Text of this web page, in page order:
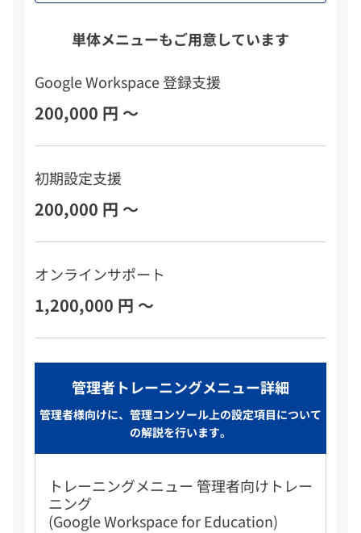
単体メニューもご用意しています
Google Workspace 登録支援
200,000 円 ～
初期設定支援
200,000 円 ～
オンラインサポート
1,200,000 円 ～
管理者トレーニングメニュー詳細
管理者様向けに、管理コンソール上の設定項目について
の解説を行います。
トレーニングメニュー 管理者向けトレー
ニング
(Google Workspace for Education)